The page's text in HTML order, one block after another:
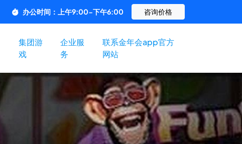
办公时间：上午9:00-下午6:00 咨询价格
集团游
戏
企业服
务
联系金年会app官方
网站